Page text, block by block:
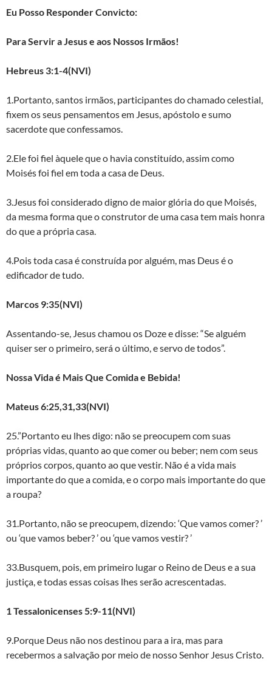
Eu Posso Responder Convicto:
Para Servir a Jesus e aos Nossos Irmãos!
Hebreus 3:1-4(NVI)
1.Portanto, santos irmãos, participantes do chamado celestial,
fixem os seus pensamentos em Jesus, apóstolo e sumo
sacerdote que confessamos.
2.Ele foi fiel àquele que o havia constituído, assim como
Moisés foi fiel em toda a casa de Deus.
3.Jesus foi considerado digno de maior glória do que Moisés,
da mesma forma que o construtor de uma casa tem mais honra
do que a própria casa.
4.Pois toda casa é construída por alguém, mas Deus é o
edificador de tudo.
Marcos 9:35(NVI)
Assentando-se, Jesus chamou os Doze e disse: “Se alguém
quiser ser o primeiro, será o último, e servo de todos”.
Nossa Vida é Mais Que Comida e Bebida!
Mateus 6:25,31,33(NVI)
25.”Portanto eu lhes digo: não se preocupem com suas
próprias vidas, quanto ao que comer ou beber; nem com seus
próprios corpos, quanto ao que vestir. Não é a vida mais
importante do que a comida, e o corpo mais importante do que
a roupa?
31.Portanto, não se preocupem, dizendo: ‘Que vamos comer? ’
ou ‘que vamos beber? ’ ou ‘que vamos vestir? ’
33.Busquem, pois, em primeiro lugar o Reino de Deus e a sua
justiça, e todas essas coisas lhes serão acrescentadas.
1 Tessalonicenses 5:9-11(NVI)
9.Porque Deus não nos destinou para a ira, mas para
recebermos a salvação por meio de nosso Senhor Jesus Cristo.